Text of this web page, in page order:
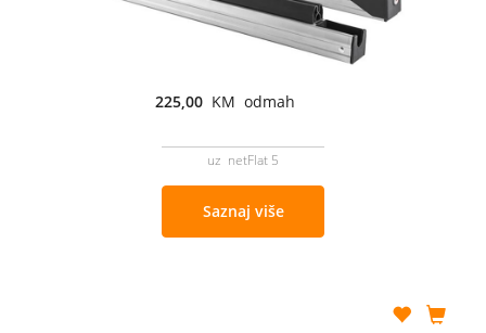
225,00 KM odmah
uz netFlat 5
Saznaj više